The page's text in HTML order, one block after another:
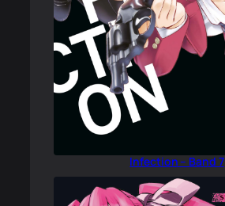
Infection – Band 7